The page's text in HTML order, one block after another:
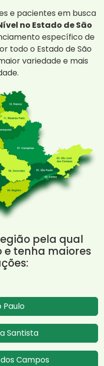
e pacientes em busca
no Estado de São
específico de
todo o Estado de São
variedade e mais
pela qual
e tenha maiores
Paulo
Santista
Campos